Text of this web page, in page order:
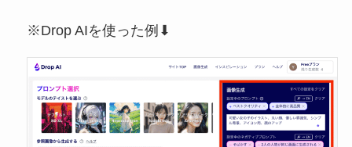
※Drop AIを使った例⬇︎